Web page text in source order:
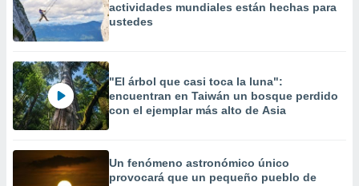
actividades mundiales están hechas para
ustedes
"El árbol que casi toca la luna":
encuentran en Taiwán un bosque perdido
con el ejemplar más alto de Asia
Un fenómeno astronómico único
provocará que un pequeño pueblo de